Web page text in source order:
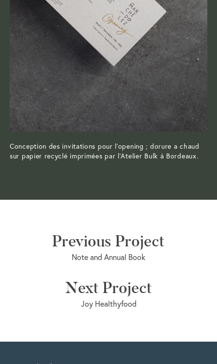
Conception des invitations pour l’opening ; dorure a chaud
sur papier recyclé imprimées par l’Atelier Bulk à Bordeaux.
Previous Project
Note and Annual Book
Next Project
Joy Healthyfood